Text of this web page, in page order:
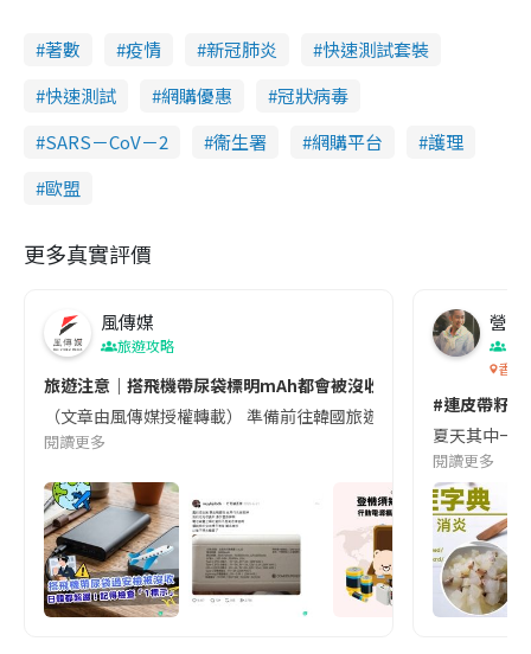
著數 疫情 新冠肺炎
快速測試套裝
快速測試
網購優惠
冠狀病毒
SARS－CoV－2
衞生署 網購平台
護理
歐盟
更多真實評價
風傳媒
旅遊攻略
旅遊注意｜搭飛機帶尿袋標明mAh都會被沒收😱出發前切記檢查
（文章由風傳媒授權轉載） 準備前往韓國旅遊的民眾，近期要
閱讀更多
營養
香港
#連皮帶籽
夏天其中一
閱讀更多